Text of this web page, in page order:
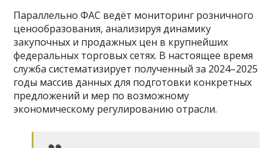
Параллельно ФАС ведёт мониторинг розничного
ценообразования, анализируя динамику
закупочных и продажных цен в крупнейших
федеральных торговых сетях. В настоящее время
служба систематизирует полученный за 2024–2025
годы массив данных для подготовки конкретных
предложений и мер по возможному
экономическому регулированию отрасли.